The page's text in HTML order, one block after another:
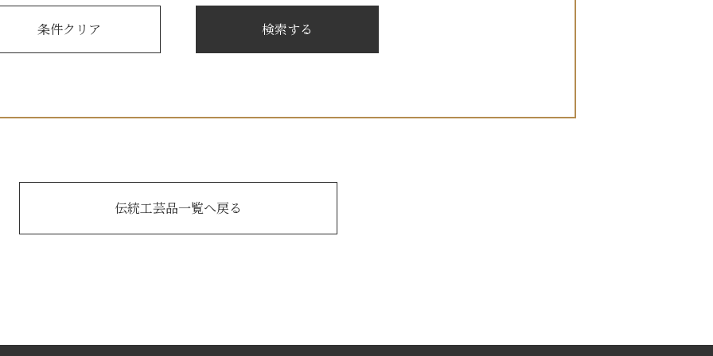
伝統工芸品一覧へ戻る